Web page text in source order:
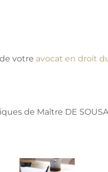
de votre avocat en droit
de Maître DE